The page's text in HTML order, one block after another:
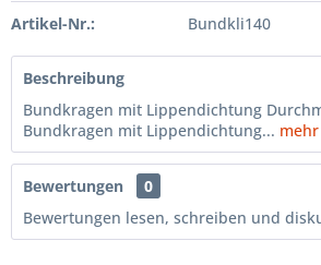
Artikel-Nr.: Bundkli140
Beschreibung
Bundkragen mit Lippendichtung
Bundkragen mit Lippendichtung... mehr
Bewertungen
0
Bewertungen lesen, schreiben und